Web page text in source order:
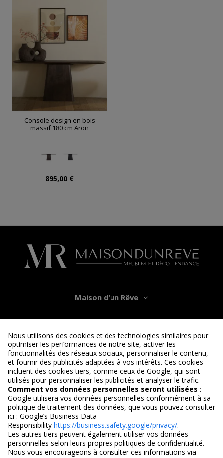
Console design en bois
massif 180 cm Aron
895,00 €
Maison d'un Rêve
Informations
Services
Nous suivre
4,7/5
Nous utilisons des cookies et des technologies similaires pour
optimiser les performances de notre site, activer les
fonctionnalités des réseaux sociaux, personnaliser le contenu,
et fournir des publicités adaptées à vos intérêts. Ces cookies
incluent des cookies tiers, comme ceux de Google, qui sont
utilisés pour personnaliser les publicités et analyser le trafic.
Comment vos données personnelles seront utilisées :
Google utilisera vos données personnelles conformément à sa
politique de traitement des données, que vous pouvez consulter
ici : Google’s Business Data
Responsibility https://business.safety.google/privacy/.
Les autres tiers peuvent également utiliser vos données
personnelles selon leurs propres politiques de confidentialité.
Nous vous encourageons à consulter ces informations via